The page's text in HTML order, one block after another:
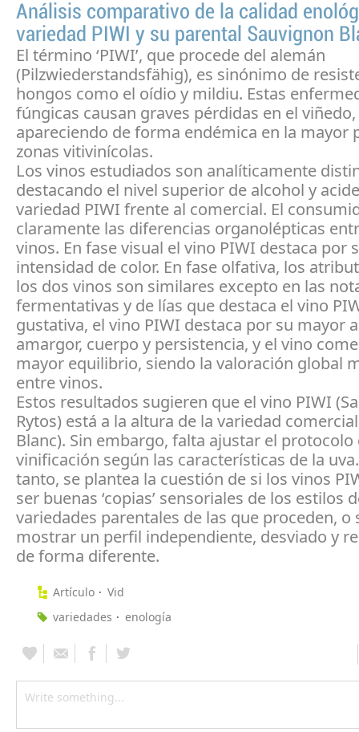
Análisis comparativo de la calidad
variedad PIWI y su parental Sauvignon
El término ‘PIWI’, que procede del alemán
(Pilzwiederstandsfähig), es sinónimo de
hongos como el oídio y mildiu. Estas
fúngicas causan graves pérdidas en el viñedo,
apareciendo de forma endémica en la mayor
zonas vitivinícolas.
Los vinos estudiados son analíticamente
destacando el nivel superior de alcohol y
variedad PIWI frente al comercial. El
claramente las diferencias organolépticas
vinos. En fase visual el vino PIWI destaca por
intensidad de color. En fase olfativa, los
los dos vinos son similares excepto en las
fermentativas y de lías que destaca el vino
gustativa, el vino PIWI destaca por su mayor
amargor, cuerpo y persistencia, y el vino
mayor equilibrio, siendo la valoración global
entre vinos.
Estos resultados sugieren que el vino PIWI
Rytos) está a la altura de la variedad
Blanc). Sin embargo, falta ajustar el protocolo
vinificación según las características de la
tanto, se plantea la cuestión de si los vinos
ser buenas ‘copias’ sensoriales de los estilos
variedades parentales de las que proceden, o
mostrar un perfil independiente, desviado y
de forma diferente.
Artículo
Vid
variedades
enología